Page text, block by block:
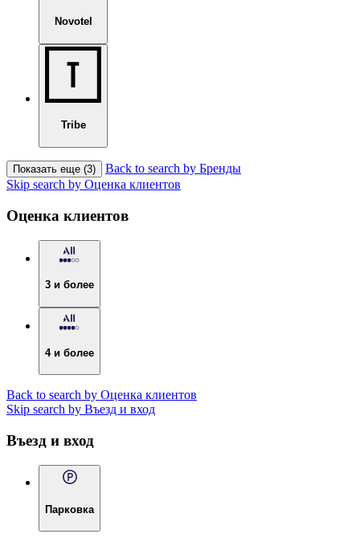
Novotel
Tribe
Показать еще (3)
Back to search by Бренды
Skip search by Оценка клиентов
Оценка клиентов
3 и более
4 и более
Back to search by Оценка клиентов
Skip search by Въезд и вход
Въезд и вход
Парковка